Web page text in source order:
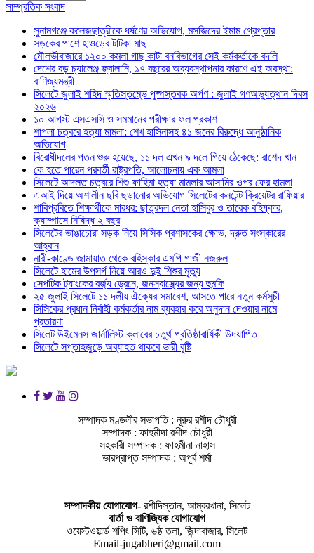
সাম্প্রতিক সংবাদ
সুনামগঞ্জে কলেজছাত্রীকে ধর্ষণের অভিযোগ, মসজিদের ইমাম গ্রেপ্তার
সড়কের পাশে হাওড়ের টাটকা মাছ
মৌলভীবাজারে ১২০০ কমলা গাছ কাটা বনবিভাগের সেই কর্মকর্তাকে বদলি
দেশের বড় চ্যালেঞ্জ জ্বালানি, ১৭ বছরের অব্যবস্থাপনার কারণে এই অবস্থা:
বাণিজ্যমন্ত্রী
সিলেটে জুলাই শহিদ স্মৃতিস্তম্ভে পুষ্পস্তবক অর্পণ : জুলাই গণঅভ্যুত্থান দিবস
২০২৬
১০ আগস্ট এসএসসি ও সমমানের পরীক্ষার ফল প্রকাশ
শাপলা চত্বরে হত্যা মামলা: শেখ হাসিনাসহ ৪১ জনের বিরুদ্ধে আনুষ্ঠানিক
অভিযোগ
বিরোধীদলের পতন শুরু হয়েছে, ১১ দল এখন ৯ দলে গিয়ে ঠেকেছে: রাশেদ খান
কে হতে পারেন পরবর্তী রাষ্ট্রপতি, আলোচনায় এক আমলা
সিলেটে আদলত চত্বরে শিশু ফাহিমা হত্যা মামলার আসামির ওপর ফের হামলা
এআই দিয়ে অশালীন ছবি ছড়ানোর অভিযোগ সিলেটের কনটেন্ট ক্রিয়েটর রাফিয়ার
শাবিপ্রবিতে শিক্ষার্থীকে মারধর: ছাত্রদল নেতা হাসিবুর ও তারেক বহিষ্কার,
ক্যাম্পাসে নিষিদ্ধ ২ বছর
সিলেটের ভাঙাচোরা সড়ক নিয়ে সিসিক প্রশাসকের ক্ষোভ, দ্রুত সংস্কারের
আহ্বান
নারী-কাণ্ডে জামায়াত থেকে বহিস্কার এমপি গাজী নজরুল
সিলেটে হামের উপসর্গ নিয়ে আরও দুই শিশুর মৃত্যু
সেপটিক ট্যাংকের বর্জ্য ড্রেনে, জনস্বাস্থ্যের জন্য হুমকি
২৫ জুলাই সিলেটে ১১ দলীয় ঐক্যের সমাবেশ, আসতে পারে নতুন কর্মসুচী
সিসিকের প্রধান নির্বাহী কর্মকর্তার নাম ব্যবহার করে অনুদান দেওয়ার নামে
প্রতারণা
সিলেট উইমেনস জার্নালিস্ট ক্লাবের চতুর্থ প্রতিষ্ঠাবার্ষিকী উদযাপিত
সিলেটে সপ্তাহজুড়ে অব্যাহত থাকবে ভারী বৃষ্টি
সম্পাদক মণ্ডলীর সভাপতি : নূরুর রশীদ চৌধুরী
সম্পাদক : ফাহমীদা রশীদ চৌধুরী
সহকারী সম্পাদক : ফাহমীনা নাহাস
ভারপ্রাপ্ত সম্পাদক : অপূর্ব শর্মা
সম্পাদকীয় যােগাযোগ-রশীদিস্তান, আম্বরখানা, সিলেট
বার্তা ও বাণিজ্যিক যোগাযােগ
ওয়েস্টওয়ার্ল্ড শপিং সিটি, ৬ষ্ঠ তলা, জিন্দাবাজার, সিলেট
Email-jugabheri@gmail.com